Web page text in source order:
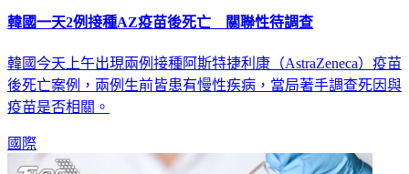
韓國一天2例接種AZ疫苗後死亡 關聯性待調查
韓國今天上午出現兩例接種阿斯特捷利康（AstraZeneca）疫苗
後死亡案例，兩例生前皆患有慢性疾病，當局著手調查死因與
疫苗是否相關。
國際